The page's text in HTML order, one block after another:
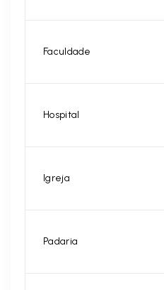
Faculdade
Hospital
Igreja
Padaria